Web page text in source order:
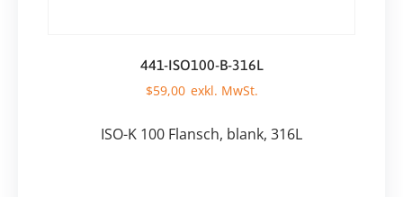
441-ISO100-B-316L
$59,00
ISO-K 100 Flansch, blank, 316L